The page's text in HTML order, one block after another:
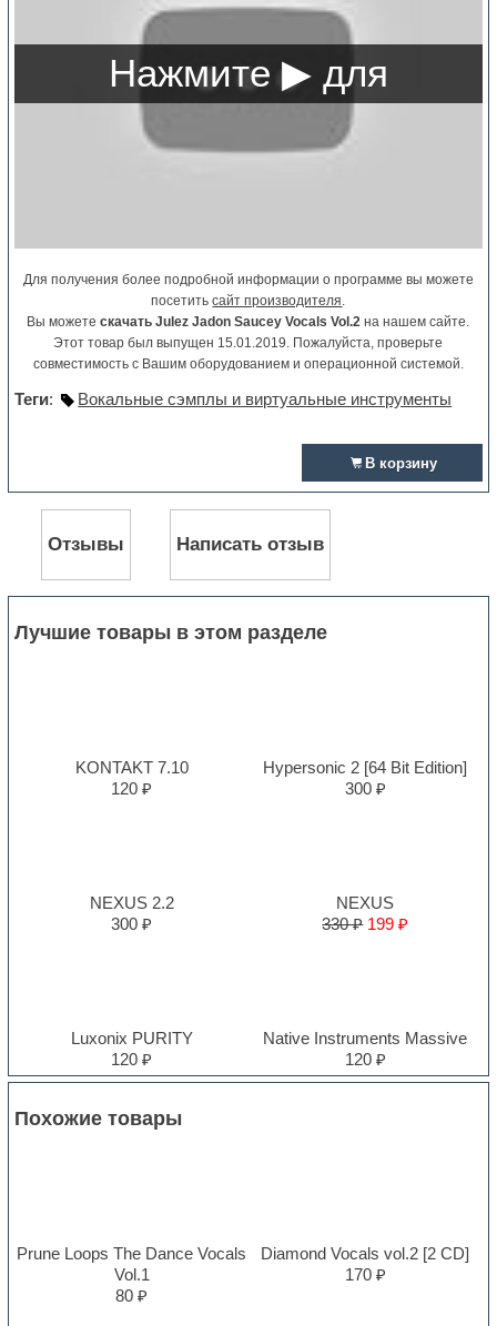
Для получения более подробной информации о программе вы можете
посетитьсайт производителя.
Вы можетескачать Julez Jadon Saucey Vocals Vol.2 на нашем сайте.
Этот товар был выпущен 15.01.2019. Пожалуйста, проверьте
совместимость с Вашим оборудованием и операционной системой.
Теги: Вокальные сэмплы и виртуальные инструменты
В корзину
Отзывы Написать отзыв
Лучшие товары в этом разделе
KONTAKT 7.10
120 ₽
Hypersonic 2 [64 Bit Edition]
300 ₽
NEXUS 2.2
300 ₽
NEXUS
330 ₽ 199 ₽
Luxonix PURITY
120 ₽
Native Instruments Massive
120 ₽
Похожие товары
Prune Loops The Dance Vocals
Vol.1
80 ₽
Diamond Vocals vol.2 [2 CD]
170 ₽